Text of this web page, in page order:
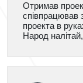
Отримав
співпрацював
проекта в
Народ